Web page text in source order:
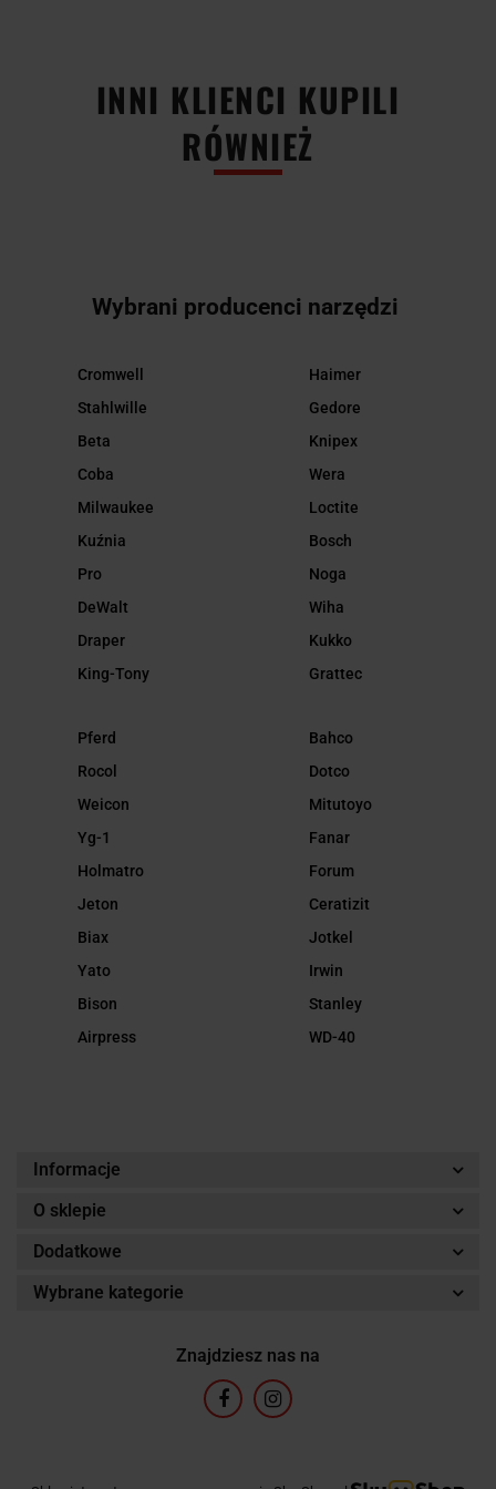
INNI KLIENCI KUPILI
RÓWNIEŻ
Wybrani producenci narzędzi
Cromwell
Stahlwille
Beta
Coba
Milwaukee
Kuźnia
Pro
DeWalt
Draper
King-Tony
Haimer
Gedore
Knipex
Wera
Loctite
Bosch
Noga
Wiha
Kukko
Grattec
Pferd
Rocol
Weicon
Yg-1
Holmatro
Jeton
Biax
Yato
Bison
Airpress
Bahco
Dotco
Mitutoyo
Fanar
Forum
Ceratizit
Jotkel
Irwin
Stanley
WD-40
Informacje
O sklepie
Dodatkowe
Wybrane kategorie
Znajdziesz nas na